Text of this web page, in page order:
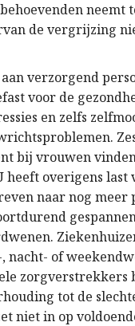
neemt
de vergrijzing
verzorgend
voor de
en zelfs
bij vrouwen
overigens last
naar nog meer
nacht- of
zorgverstrekkers
tot de
niet in op